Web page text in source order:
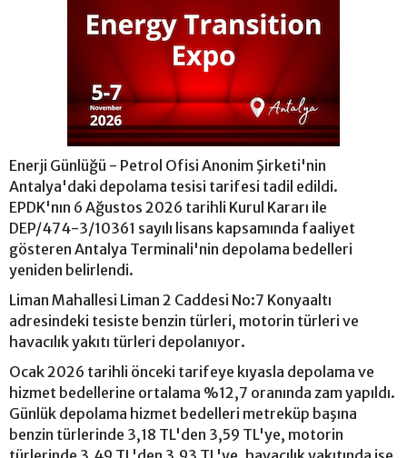
Enerji Günlüğü - Petrol Ofisi Anonim Şirketi'nin
Antalya'daki depolama tesisi tarifesi tadil edildi.
EPDK'nın 6 Ağustos 2026 tarihli Kurul Kararı ile
DEP/474-3/10361 sayılı lisans kapsamında faaliyet
gösteren Antalya Terminali'nin depolama bedelleri
yeniden belirlendi.
Liman Mahallesi Liman 2 Caddesi No:7 Konyaaltı
adresindeki tesiste benzin türleri, motorin türleri ve
havacılık yakıtı türleri depolanıyor.
Ocak 2026 tarihli önceki tarifeye kıyasla depolama ve
hizmet bedellerine ortalama %12,7 oranında zam yapıldı.
Günlük depolama hizmet bedelleri metreküp başına
benzin türlerinde 3,18 TL'den 3,59 TL'ye, motorin